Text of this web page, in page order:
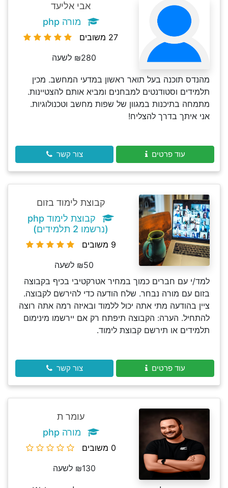
אבי אליעד
מורה php
27 משובים
₪280 לשעה
מהנדס תוכנה בעל תואר ראשון במדעי המחשב. מכין
תלמידים וסטודנטים למבחנים ומביא אותם להצטיינות.
מתמחה בתיכנות במגוון של שפות מחשב וטכנולוגיות.
אני איתך בדרך להצליח!
עוד פרטים צור קשר
קבוצת לימוד בזום
קבוצת לימוד php
(נרשמו 2 תלמידים)
9 משובים
₪50 לשעה
למד/י עם חברים כמוך במחיר אטרקטיבי בכיף בקבוצה
בזום עם מורה נבחר. שלח הודעה כדי להירשם לקבוצה.
ציין בהודעה מתי אתה יכול ללמוד ובאיזה רמה אתה רוצה
להתחיל. הערה: הקבוצה תיפתח רק אם יירשמו מינימום
תלמידים או תירשם קבוצת לימוד.
עוד פרטים צור קשר
עומר ת
מורה php
0 משובים
₪130 לשעה